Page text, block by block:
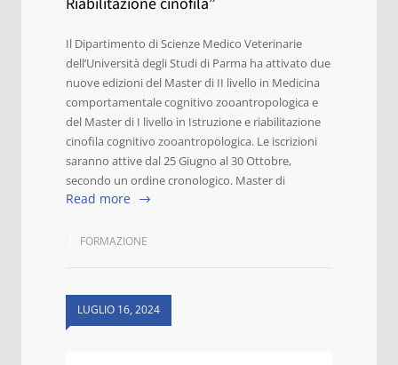
Il Dipartimento di Scienze Medico Veterinarie
dell’Università degli Studi di Parma ha attivato due
nuove edizioni del Master di II livello in Medicina
comportamentale cognitivo zooantropologica e
del Master di I livello in Istruzione e riabilitazione
cinofila cognitivo zooantropologica. Le iscrizioni
saranno attive dal 25 Giugno al 30 Ottobre,
secondo un ordine cronologico. Master di
Read more
FORMAZIONE
LUGLIO 16, 2024